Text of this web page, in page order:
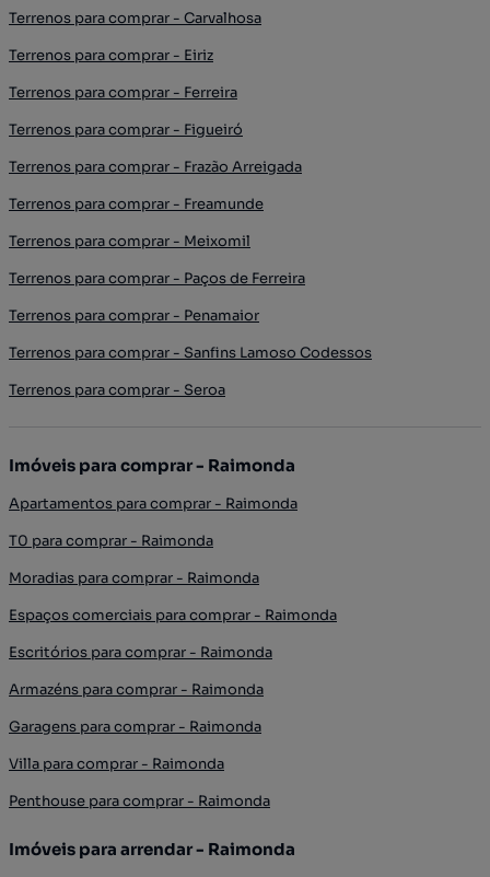
Terrenos para comprar - Carvalhosa
Terrenos para comprar - Eiriz
Terrenos para comprar - Ferreira
Terrenos para comprar - Figueiró
Terrenos para comprar - Frazão Arreigada
Terrenos para comprar - Freamunde
Terrenos para comprar - Meixomil
Terrenos para comprar - Paços de Ferreira
Terrenos para comprar - Penamaior
Terrenos para comprar - Sanfins Lamoso Codessos
Terrenos para comprar - Seroa
Imóveis para comprar - Raimonda
Apartamentos para comprar - Raimonda
T0 para comprar - Raimonda
Moradias para comprar - Raimonda
Espaços comerciais para comprar - Raimonda
Escritórios para comprar - Raimonda
Armazéns para comprar - Raimonda
Garagens para comprar - Raimonda
Villa para comprar - Raimonda
Penthouse para comprar - Raimonda
Imóveis para arrendar - Raimonda